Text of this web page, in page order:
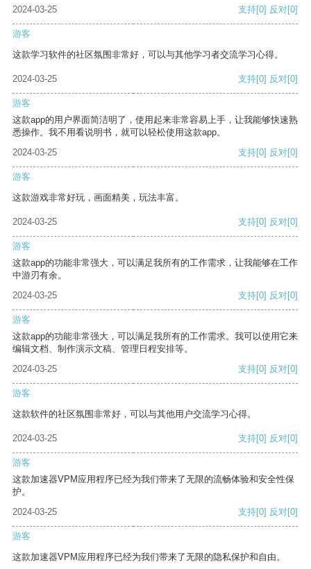
2024-03-25
支持[0] 反对[0]
游客
这款学习软件的社区氛围非常好，可以与其他学习者交流学习心得。
2024-03-25 支持[0] 反对[0]
游客
这款app的用户界面简洁明了，使用起来非常容易上手，让我能够快速熟
悉操作。我不用看说明书，就可以轻松使用这款app。
2024-03-25
支持[0] 反对[0]
游客
这款游戏非常好玩，画面精美，玩法丰富。
2024-03-25 支持[0] 反对[0]
游客
这款app的功能非常强大，可以满足我所有的工作需求，让我能够在工作
中游刃有余。
2024-03-25
支持[0] 反对[0]
游客
这款app的功能非常强大，可以满足我所有的工作需求。我可以使用它来
编辑文档、制作演示文稿、管理日程安排等。
2024-03-25
支持[0] 反对[0]
游客
这款软件的社区氛围非常好，可以与其他用户交流学习心得。
2024-03-25 支持[0] 反对[0]
游客
这款加速器VPM应用程序已经为我们带来了无限的流畅体验和安全性保
护。
2024-03-25
支持[0] 反对[0]
游客
这款加速器VPM应用程序已经为我们带来了无限的隐私保护和自由。